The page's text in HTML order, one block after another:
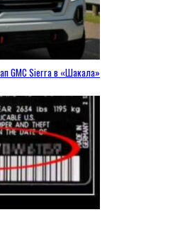
GMC Sierra в «Шакала»